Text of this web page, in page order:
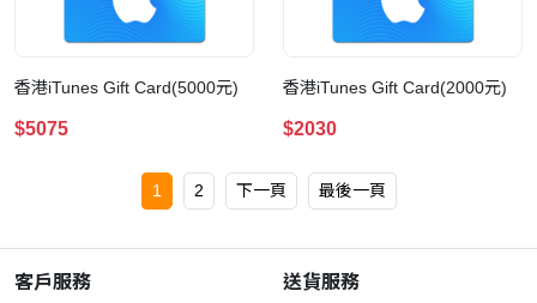
香港iTunes Gift Card(5000元)
$5075
香港iTunes Gift Card(2000元)
$2030
1 2 下一頁 最後一頁
客戶服務 送貨服務